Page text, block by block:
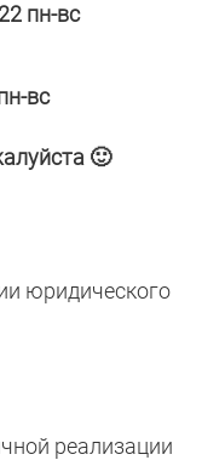
пн-вс
вс
🙂
юридического
реализации